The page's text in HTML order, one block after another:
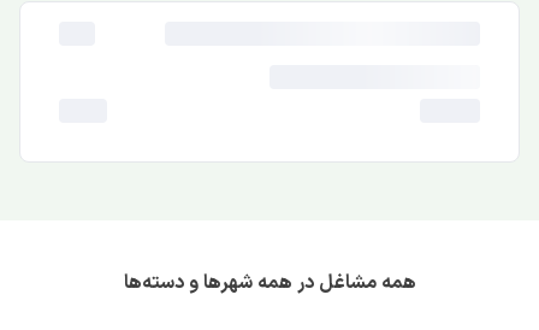
همه مشاغل در همه شهرها و دسته‌ها